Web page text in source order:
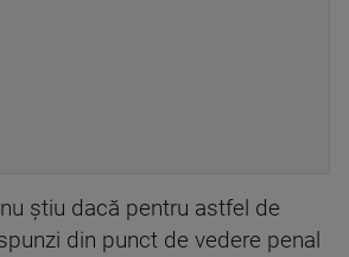
nu știu dacă pentru astfel de
din punct de vedere penal